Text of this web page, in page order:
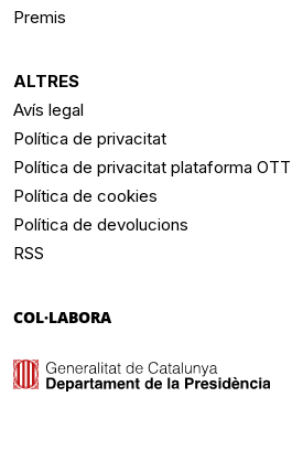
Premis
ALTRES
Avís legal
Política de privacitat
Política de privacitat plataforma OTT
Política de cookies
Política de devolucions
RSS
COL·LABORA